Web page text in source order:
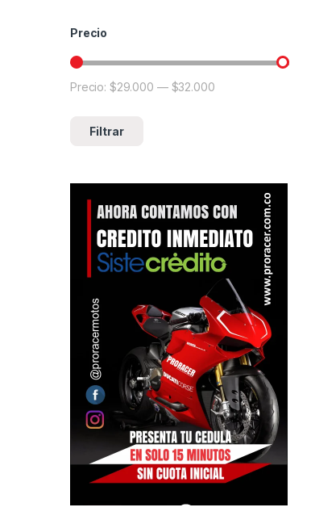
Precio
Precio mínimo
Precio máximo
Filtrar
Precio: $29.000 — $32.000